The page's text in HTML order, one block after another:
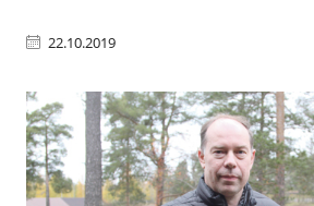
22.10.2019